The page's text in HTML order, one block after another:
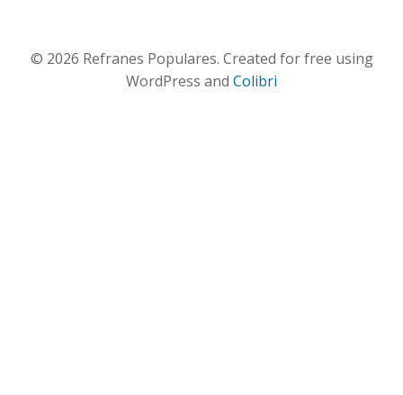
© 2026 Refranes Populares. Created for free using
WordPress and Colibri